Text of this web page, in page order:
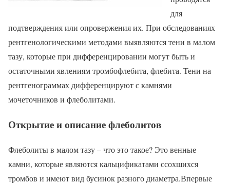
для
подтверждения или опровержения их. При обследованиях
рентгенологическими методами выявляются тени в малом
тазу, которые при дифференцировании могут быть и
остаточными явлениям тромбофлебита, флебита. Тени на
рентгенограммах дифференцируют с камнями
мочеточников и флеболитами.
Открытие и описание флеболитов
Флеболиты в малом тазу – что это такое? Это венные
камни, которые являются кальцификатами ссохшихся
тромбов и имеют вид бусинок разного диаметра.Впервые